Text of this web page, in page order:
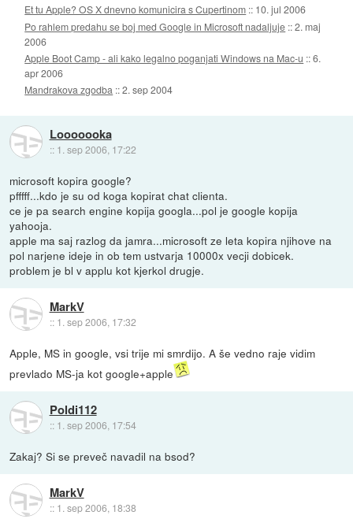
Et tu Apple? OS X dnevno komunicira s Cupertinom :: 10. jul 2006
Po rahlem predahu se boj med Google in Microsoft nadaljuje ::2. maj
2006
Apple Boot Camp - ali kako legalno poganjati Windows na Mac-u ::6.
apr 2006
Mandrakova zgodba ::2. sep 2004
Looooooka
:: 1. sep 2006, 17:22
microsoft kopira google?
pfffff...kdo je su od koga kopirat chat clienta.
ce je pa search engine kopija googla...pol je google kopija
yahooja.
apple ma saj razlog da jamra...microsoft ze leta kopira njihove na
pol narjene ideje in ob tem ustvarja 10000x vecji dobicek.
problem je bl v applu kot kjerkol drugje.
MarkV
:: 1. sep 2006, 17:32
Apple, MS in google, vsi trije mi smrdijo. A še vedno raje vidim
prevlado MS-ja kot google+apple
Poldi112
:: 1. sep 2006, 17:54
Zakaj? Si se preveč navadil na bsod?
MarkV
:: 1. sep 2006, 18:38